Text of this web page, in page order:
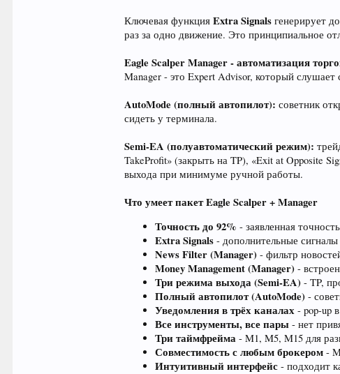
Ключевая функцияExtra Signals генерирует
раз за одно движение. Это принципиальное
Eagle Scalper Manager - автоматизация
Manager - это Expert Advisor, который
AutoMode (полный автопилот): советник
сидеть у терминала.
Semi-EA (полуавтоматический режим):
TakeProfit» (закрыть на TP), «Exit at Opposite
выхода при минимуме ручной работы.
Что умеет пакет Eagle Scalper + Manager
Точность до 92% - заявленная
Extra Signals - дополнительные
News Filter (Manager) - фильтр
Money Management (Manager) -
Три режима выхода (Semi-EA) - TP,
Полный автопилот (AutoMode) -
Уведомления в трёх каналах - pop-up
Все инструменты, все пары - нет
Три таймфрейма - M1, M5, M15 для
Совместимость с любым брокером -
Интуитивный интерфейс - подходит